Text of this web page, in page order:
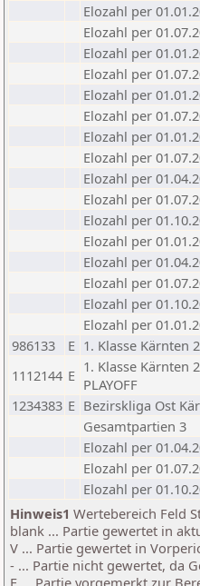
Elozahl per
Elozahl per
Elozahl per
Elozahl per
Elozahl per
Elozahl per
Elozahl per
Elozahl per
Elozahl per
Elozahl per
Elozahl per
Elozahl per
Elozahl per
Elozahl per
Elozahl per
Elozahl per
986133
E 1. Klasse Kärnten
1112144 E 1. Klasse Kärnten
PLAYOFF
1234383 E Bezirskliga Ost
Gesamtpartien 3
Elozahl per
Elozahl per
Elozahl per
Hinweis1 Wertebereich Feld
blank ... Partie gewertet in
V ... Partie gewertet in
- ... Partie nicht gewertet, da
E ... Partie vorgemerkt zur